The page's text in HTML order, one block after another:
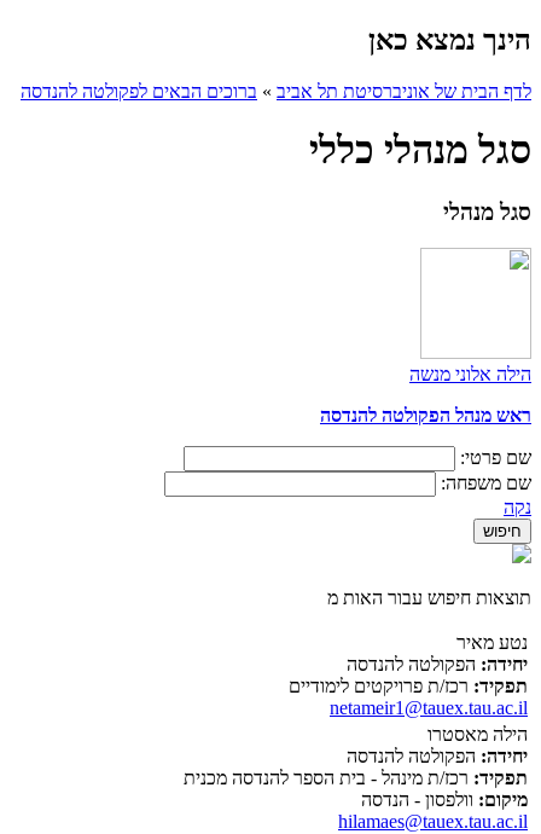
הינך נמצא כאן
לדף הבית של אוניברסיטת תל אביב » ברוכים הבאים לפקולטה להנדסה
סגל מנהלי כללי
סגל מנהלי
הילה אלוני מנשה
ראש מנהל הפקולטה להנדסה
שם פרטי:
שם משפחה:
נקה
תוצאות חיפוש עבור האות מ
נטע מאיר
יחידה: הפקולטה להנדסה
תפקיד: רכז/ת פרויקטים לימודיים
netameir1@tauex.tau.ac.il
הילה מאסטרו
יחידה: הפקולטה להנדסה
תפקיד: רכז/ת מינהל - בית הספר להנדסה מכנית
מיקום: וולפסון - הנדסה
hilamaes@tauex.tau.ac.il